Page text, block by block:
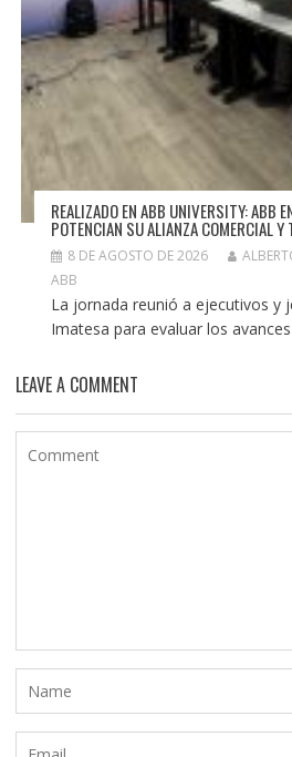
REALIZADO EN ABB UNIVERSITY: ABB
POTENCIAN SU ALIANZA COMERCIAL Y
8 DE AGOSTO DE 2026
ABB
La jornada reunió a ejecutivos y
Imatesa para evaluar los avances
LEAVE A COMMENT